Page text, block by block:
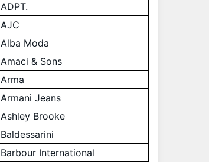
ADPT.
AJC
Alba Moda
Amaci & Sons
Arma
Armani Jeans
Ashley Brooke
Baldessarini
Barbour International